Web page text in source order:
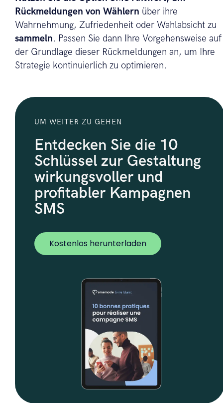
Rückmeldungen von Wählern über ihre
Wahrnehmung, Zufriedenheit oder Wahlabsicht zu
sammeln. Passen Sie dann Ihre Vorgehensweise auf
der Grundlage dieser Rückmeldungen an, um Ihre
Strategie kontinuierlich zu optimieren.
UM WEITER ZU GEHEN
Entdecken Sie die 10
Schlüssel zur Gestaltung
wirkungsvoller und
profitabler Kampagnen
SMS
Kostenlos herunterladen